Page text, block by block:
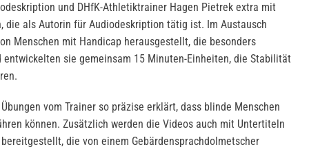
und DHfK-Athletiktrainer Hagen Pietrek extra mit
die als Autorin für Audiodeskription tätig ist. Im Austausch
Menschen mit Handicap herausgestellt, die besonders
entwickelten sie gemeinsam 15 Minuten-Einheiten, die Stabilität
vom Trainer so präzise erklärt, dass blinde Menschen
können. Zusätzlich werden die Videos auch mit Untertiteln
die von einem Gebärdensprachdolmetscher